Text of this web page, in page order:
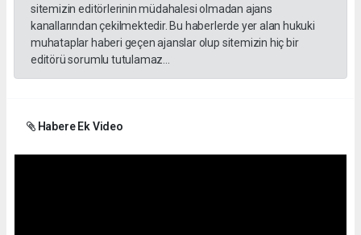
sitemizin editörlerinin müdahalesi olmadan ajans
kanallarından çekilmektedir. Bu haberlerde yer alan hukuki
muhataplar haberi geçen ajanslar olup sitemizin hiç bir
editörü sorumlu tutulamaz...
Habere Ek Video